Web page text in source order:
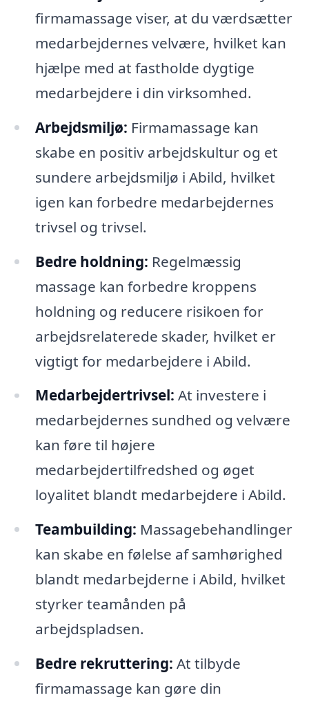
firmamassage viser, at du værdsætter
medarbejdernes velvære, hvilket kan
hjælpe med at fastholde dygtige
medarbejdere i din virksomhed.
Arbejdsmiljø: Firmamassage kan
skabe en positiv arbejdskultur og et
sundere arbejdsmiljø i Abild, hvilket
igen kan forbedre medarbejdernes
trivsel og trivsel.
Bedre holdning: Regelmæssig
massage kan forbedre kroppens
holdning og reducere risikoen for
arbejdsrelaterede skader, hvilket er
vigtigt for medarbejdere i Abild.
Medarbejdertrivsel: At investere i
medarbejdernes sundhed og velvære
kan føre til højere
medarbejdertilfredshed og øget
loyalitet blandt medarbejdere i Abild.
Teambuilding: Massagebehandlinger
kan skabe en følelse af samhørighed
blandt medarbejderne i Abild, hvilket
styrker teamånden på
arbejdspladsen.
Bedre rekruttering: At tilbyde
firmamassage kan gøre din